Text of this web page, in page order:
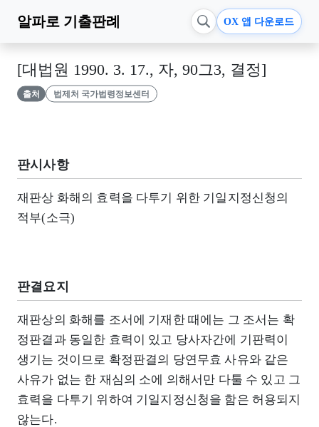
알파로 기출판례 OX 앱 다운로드
[대법원 1990. 3. 17., 자, 90그3, 결정]
출처 법제처 국가법령정보센터
판시사항
재판상 화해의 효력을 다투기 위한 기일지정신청의
적부(소극)
판결요지
재판상의 화해를 조서에 기재한 때에는 그 조서는 확
정판결과 동일한 효력이 있고 당사자간에 기판력이
생기는 것이므로 확정판결의 당연무효 사유와 같은
사유가 없는 한 재심의 소에 의해서만 다툴 수 있고 그
효력을 다투기 위하여 기일지정신청을 함은 허용되지
않는다.